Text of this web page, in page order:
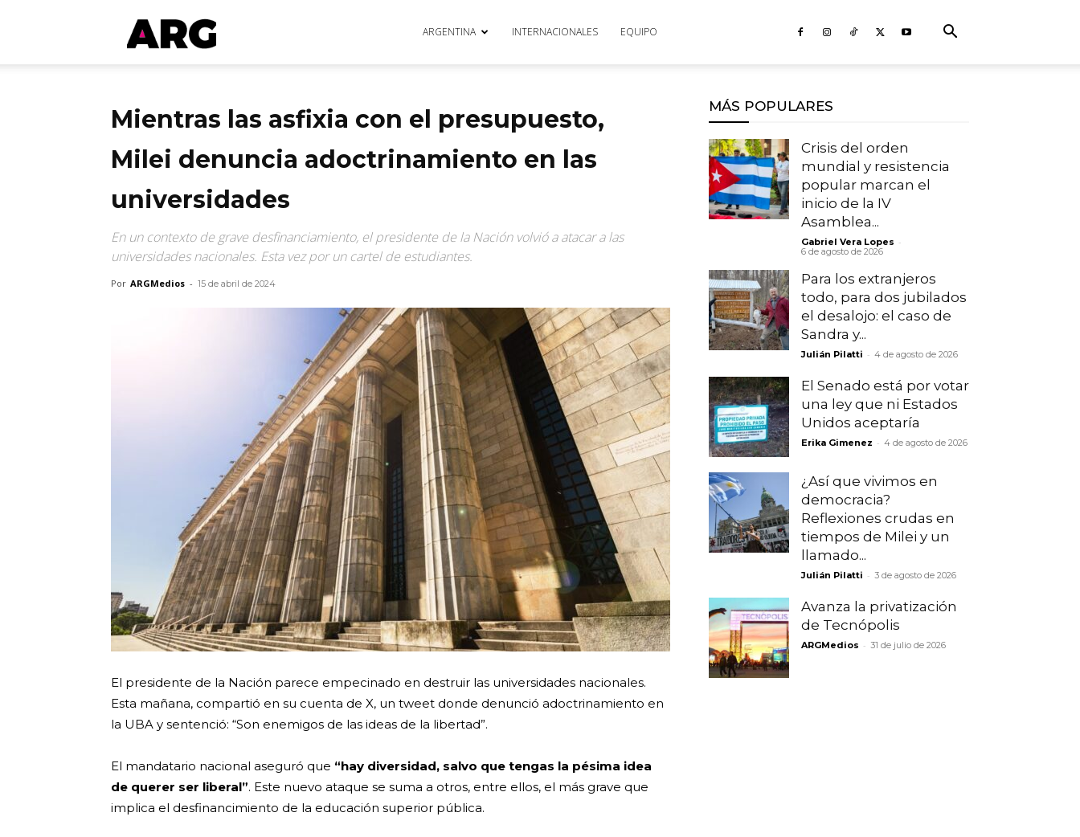
ARGmedios ARGENTINA INTERNACIONALES EQUIPO
Mientras las asfixia con el presupuesto,
Milei denuncia adoctrinamiento en las
universidades
En un contexto de grave desfinanciamiento, el presidente de la Nación volvió a atacar a las
universidades nacionales. Esta vez por un cartel de estudiantes.
Por ARGMedios - 15 de abril de 2024
El presidente de la Nación parece empecinado en destruir las universidades nacionales.
Esta mañana, compartió en su cuenta de X, un tweet donde denunció adoctrinamiento en
la UBA y sentenció: “Son enemigos de las ideas de la libertad”.
El mandatario nacional aseguró que “hay diversidad, salvo que tengas la pésima idea
de querer ser liberal”. Este nuevo ataque se suma a otros, entre ellos, el más grave que
implica el desfinancimiento de la educación superior pública.
MÁS POPULARES
Crisis del orden
mundial y resistencia
popular marcan el
inicio de la IV
Asamblea...
Gabriel Vera Lopes -
6 de agosto de 2026
Para los extranjeros
todo, para dos jubilados
el desalojo: el caso de
Sandra y...
Julián Pilatti - 4 de agosto de 2026
El Senado está por votar
una ley que ni Estados
Unidos aceptaría
Erika Gimenez - 4 de agosto de 2026
¿Así que vivimos en
democracia?
Reflexiones crudas en
tiempos de Milei y un
llamado...
Julián Pilatti - 3 de agosto de 2026
Avanza la privatización
de Tecnópolis
ARGMedios - 31 de julio de 2026